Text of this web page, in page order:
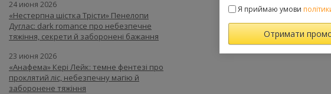
24 июня 2026
«Нестерпна шістка Трісти» Пенелопи
Дуглас: dark romance про небезпечне
тяжіння, секрети й заборонені бажання
23 июня 2026
«Анафема» Кері Лейк: темне фентезі про
проклятий ліс, небезпечну магію й
заборонене тяжіння
Я приймаю умови